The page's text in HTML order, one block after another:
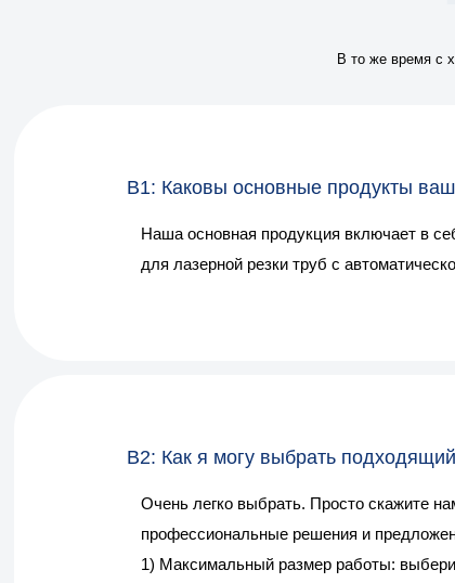
В то же время с
В1: Каковы основные продукты
Наша основная продукция включает в
для лазерной резки труб с
В2: Как я могу выбрать
Очень легко выбрать. Просто скажите
профессиональные решения и
1) Максимальный размер работы: